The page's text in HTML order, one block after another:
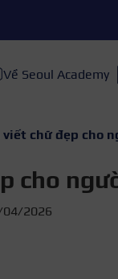
Về Seoul Academy
viết chữ đẹp cho
cho
04/2026